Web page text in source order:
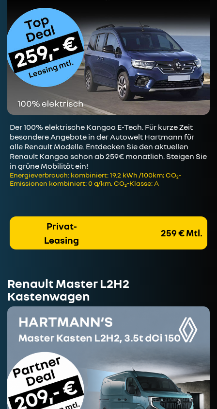
Der 100% elektrische Kangoo E-Tech. Für kurze Zeit
besondere Angebote in der Autowelt Hartmann für
alle Renault Modelle. Entdecken Sie den aktuellen
Renault Kangoo schon ab 259€ monatlich. Steigen Sie
in grüne Mobilität ein!
Energieverbrauch: kombiniert: 19.2 kWh /100km; CO₂-
Emissionen kombiniert: 0 g/km. CO₂-Klasse: A
Privat-
Leasing
259 € Mtl.
Renault Master L2H2
Kastenwagen